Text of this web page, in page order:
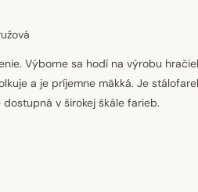
Výborne sa hodí na výrobu
a je príjemne mäkká. Je
v širokej škále farieb.